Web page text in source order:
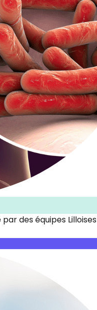
des équipes Lilloises